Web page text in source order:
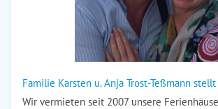
Familie Karsten u. Anja Trost-Teßmann
Wir vermieten seit 2007 unsere